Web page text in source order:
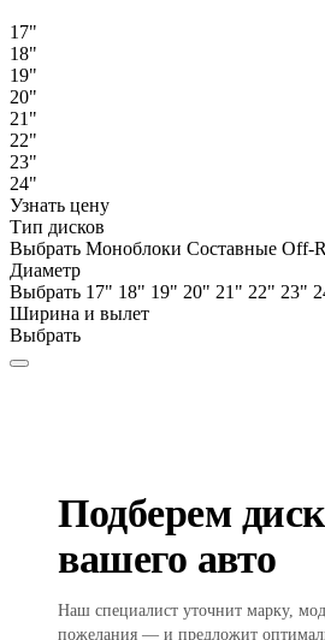
17"
18"
19"
20"
21"
22"
23"
24"
Узнать цену
Тип дисков
Выбрать Моноблоки Составные Off-
Диаметр
Выбрать 17" 18" 19" 20" 21" 22" 23"
Ширина и вылет
Выбрать
Подберем
вашего авто
Наш специалист уточнит марку,
пожелания — и предложит